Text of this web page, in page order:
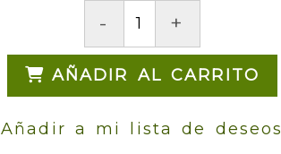
- +
AÑADIR AL CARRITO
Añadir a mi lista de deseos